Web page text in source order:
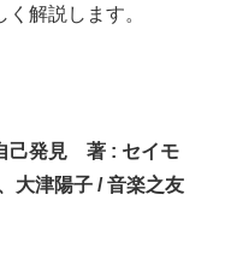
解説します。
己発見 著 : セイモ
大津陽子 / 音楽之友